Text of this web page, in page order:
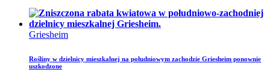
Griesheim
Rośliny w dzielnicy mieszkalnej na południowym zachodzie Griesheim ponownie
uszkodzone